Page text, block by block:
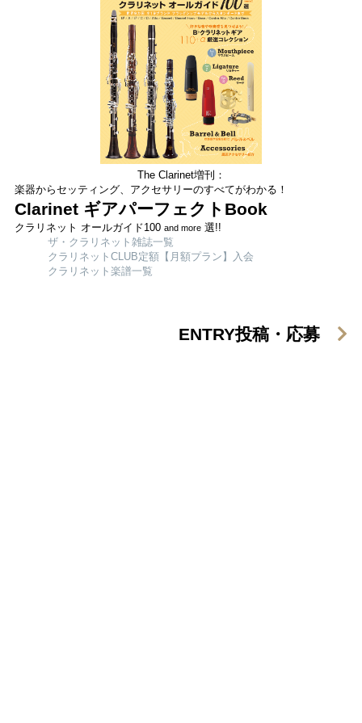
The Clarinet増刊：
楽器からセッティング、アクセサリーのすべてがわかる！
Clarinet ギアパーフェクトBook
クラリネット オールガイド100 and more選!!
ザ・クラリネット雑誌一覧
クラリネットCLUB定額【月額プラン】入会
クラリネット楽譜一覧
ENTRY投稿・応募